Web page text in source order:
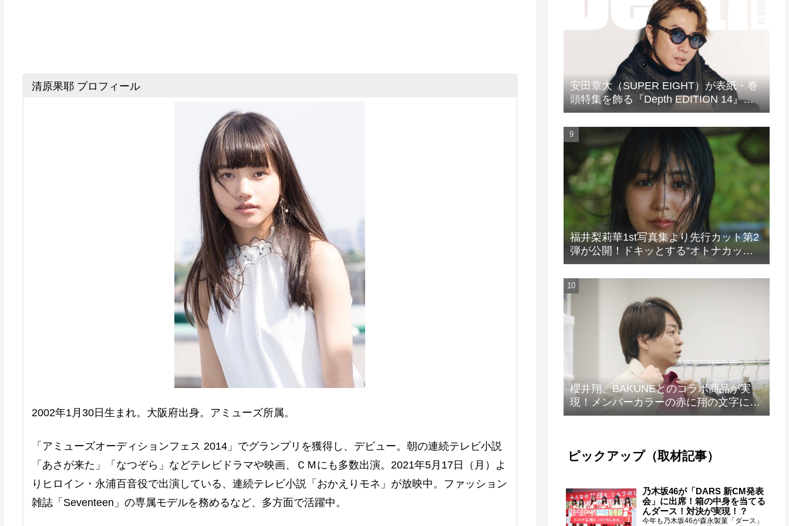
清原果耶 プロフィール
2002年1月30日生まれ。大阪府出身。アミューズ所属。
「アミューズオーディションフェス 2014」でグランプリを獲得し、デビュー。朝の連続テレビ小説
「あさが来た」「なつぞら」などテレビドラマや映画、ＣＭにも多数出演。2021年5月17日（月）よ
りヒロイン・永浦百音役で出演している、連続テレビ小説「おかえりモネ」が放映中。ファッション
雑誌「Seventeen」の専属モデルを務めるなど、多方面で活躍中。
安田章大（SUPER EIGHT）が表紙・巻
頭特集を飾る『Depth EDITION 14』が
発売！
福井梨莉華1st写真集より先行カット第2
弾が公開！ドキッとする“オトナカッ
ト”が解禁！
櫻井翔、BAKUNEとのコラボ商品が実
現！メンバーカラーの赤に翔の文字に着
想を得たデザイン
ピックアップ（取材記事）
乃木坂46が「DARS 新CM発表
会」に出席！箱の中身を当てる
んダース！対決が実現！？
今年も乃木坂46が森永製菓「ダース」